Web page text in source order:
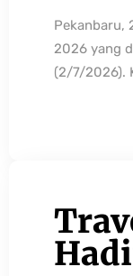
Pekanbaru,
2026 yang
(2/7/2026).